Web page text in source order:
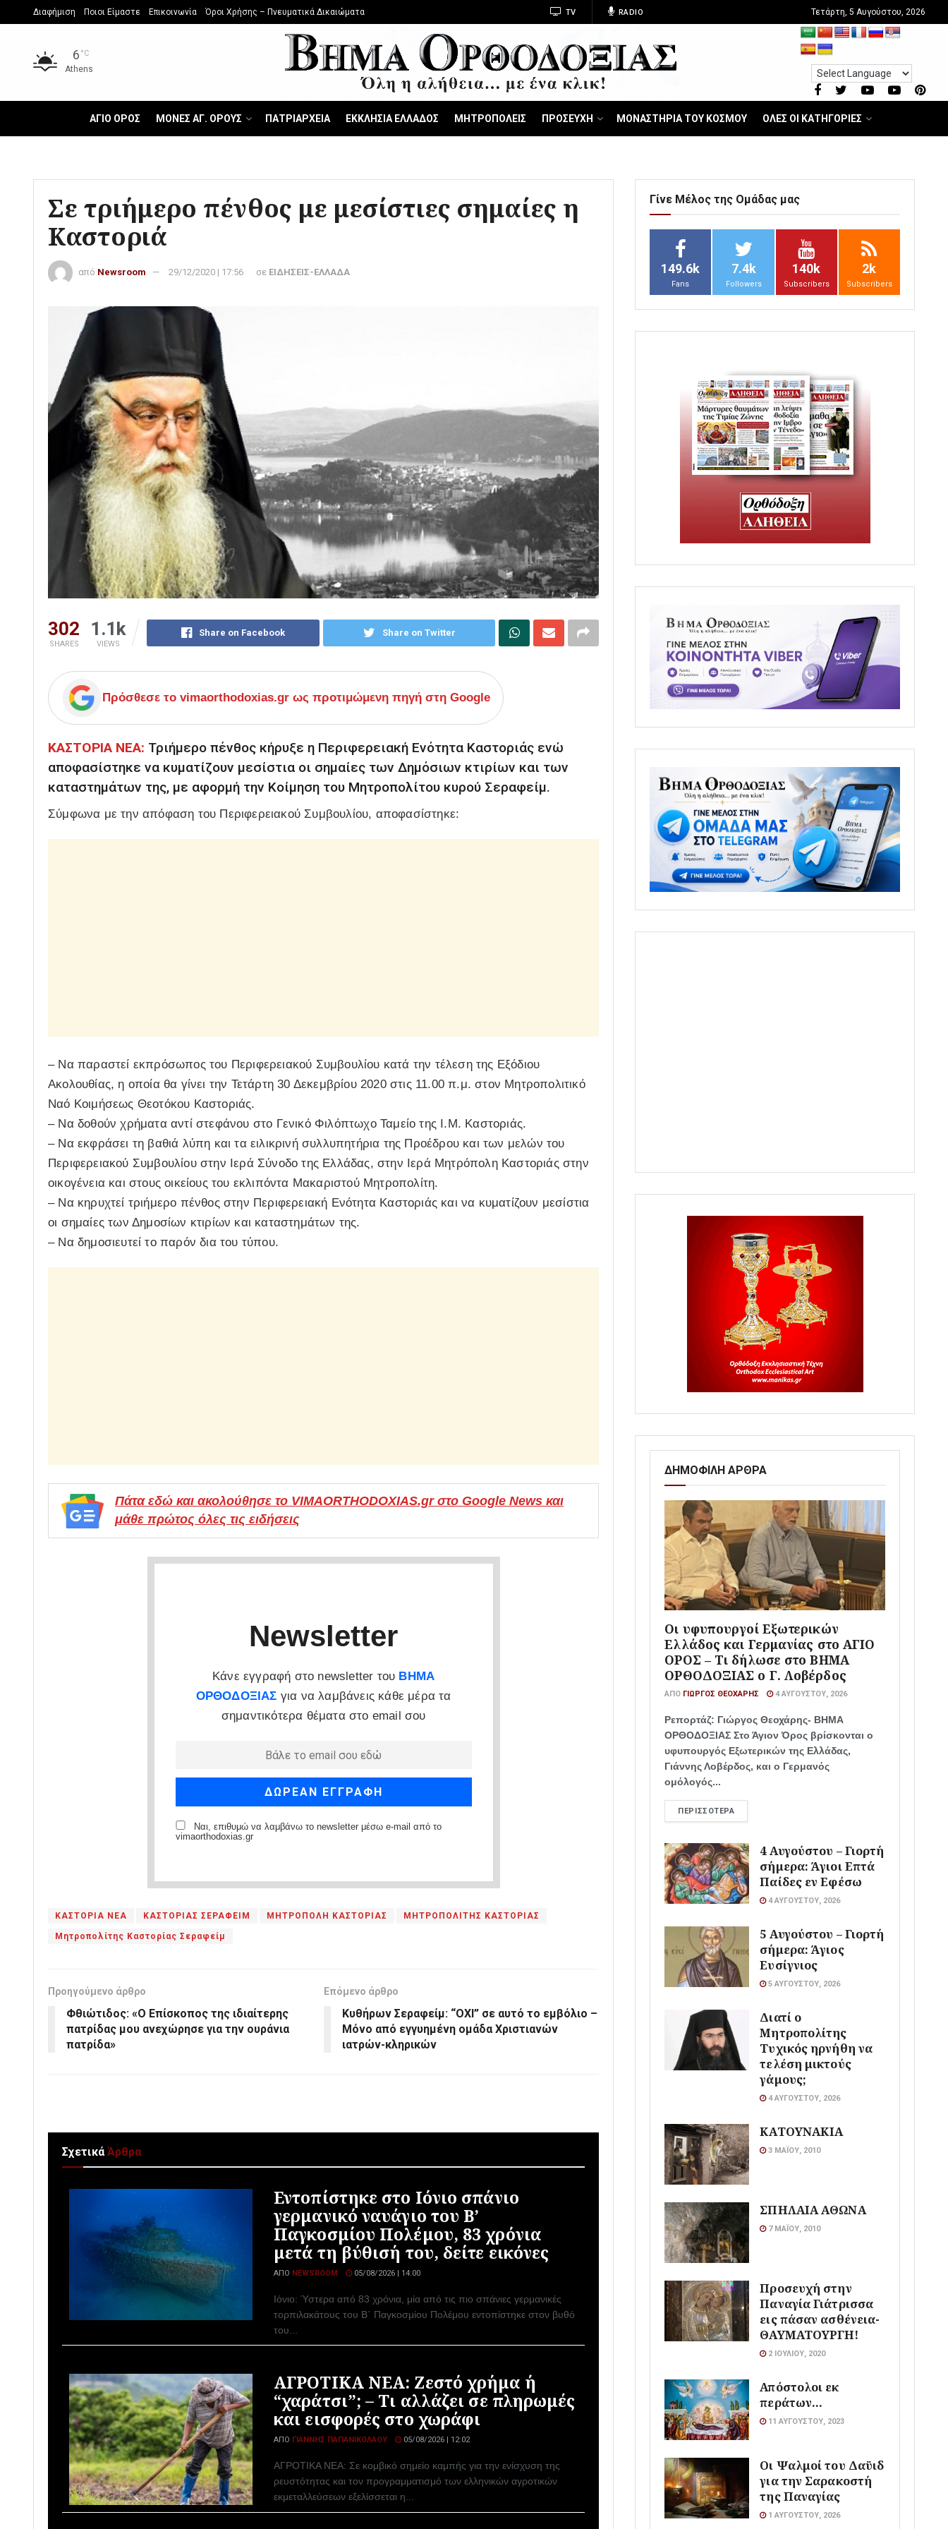
Διαφήμιση Ποιοι Είμαστε Επικοινωνία Όροι Χρήσης – Πνευματικά Δικαιώματα TV RADIO Τετάρτη, 5 Αυγούστου, 2026
6 °C
Athens
ΑΓΙΟ ΟΡΟΣ ΜΟΝΕΣ ΑΓ. ΟΡΟΥΣ ΠΑΤΡΙΑΡΧΕΙΑ ΕΚΚΛΗΣΙΑ ΕΛΛΑΔΟΣ ΜΗΤΡΟΠΟΛΕΙΣ ΠΡΟΣΕΥΧΗ ΜΟΝΑΣΤΗΡΙΑ ΤΟΥ ΚΟΣΜΟΥ ΟΛΕΣ ΟΙ ΚΑΤΗΓΟΡΙΕΣ
Σε τριήμερο πένθος με μεσίστιες σημαίες η
Καστοριά
από Newsroom 29/12/2020 | 17:56 σε ΕΙΔΗΣΕΙΣ-ΕΛΛΑΔΑ
302
SHARES
1.1k
VIEWS
Share on Facebook Share on Twitter
Πρόσθεσε το vimaorthodoxias.gr ως προτιμώμενη πηγή στη Google
ΚΑΣΤΟΡΙΑ ΝΕΑ: Τριήμερο πένθος κήρυξε η Περιφερειακή Ενότητα Καστοριάς ενώ
αποφασίστηκε να κυματίζουν μεσίστια οι σημαίες των Δημόσιων κτιρίων και των
καταστημάτων της, με αφορμή την Κοίμηση του Μητροπολίτου κυρού Σεραφείμ.
Σύμφωνα με την απόφαση του Περιφερειακού Συμβουλίου, αποφασίστηκε:
– Να παραστεί εκπρόσωπος του Περιφερειακού Συμβουλίου κατά την τέλεση της Εξόδιου
Ακολουθίας, η οποία θα γίνει την Τετάρτη 30 Δεκεμβρίου 2020 στις 11.00 π.μ. στον Μητροπολιτικό
Ναό Κοιμήσεως Θεοτόκου Καστοριάς.
– Να δοθούν χρήματα αντί στεφάνου στο Γενικό Φιλόπτωχο Ταμείο της Ι.Μ. Καστοριάς.
– Να εκφράσει τη βαθιά λύπη και τα ειλικρινή συλλυπητήρια της Προέδρου και των μελών του
Περιφερειακού Συμβουλίου στην Ιερά Σύνοδο της Ελλάδας, στην Ιερά Μητρόπολη Καστοριάς στην
οικογένεια και στους οικείους του εκλιπόντα Μακαριστού Μητροπολίτη.
– Να κηρυχτεί τριήμερο πένθος στην Περιφερειακή Ενότητα Καστοριάς και να κυματίζουν μεσίστια
οι σημαίες των Δημοσίων κτιρίων και καταστημάτων της.
– Να δημοσιευτεί το παρόν δια του τύπου.
Πάτα εδώ και ακολούθησε το VIMAORTHODOXIAS.gr στο Google News και
μάθε πρώτος όλες τις ειδήσεις
Newsletter
Κάνε εγγραφή στο newsletter του ΒΗΜΑ
ΟΡΘΟΔΟΞΙΑΣ για να λαμβάνεις κάθε μέρα τα
σημαντικότερα θέματα στο email σου
Ναι, επιθυμώ να λαμβάνω το newsletter μέσω e-mail από το
vimaorthodoxias.gr
ΚΑΣΤΟΡΙΑ ΝΕΑ ΚΑΣΤΟΡΙΑΣ ΣΕΡΑΦΕΙΜ ΜΗΤΡΟΠΟΛΗ ΚΑΣΤΟΡΙΑΣ ΜΗΤΡΟΠΟΛΙΤΗΣ ΚΑΣΤΟΡΙΑΣ
Μητροπολίτης Καστορίας Σεραφείμ
Προηγούμενο άρθρο
Φθιώτιδος: «Ο Επίσκοπος της ιδιαίτερης
πατρίδας μου ανεχώρησε για την ουράνια
πατρίδα»
Επόμενο άρθρο
Κυθήρων Σεραφείμ: “ΟΧΙ” σε αυτό το εμβόλιο –
Μόνο από εγγυημένη ομάδα Χριστιανών
ιατρών-κληρικών
ΣχετικάΆρθρα
Εντοπίστηκε στο Ιόνιο σπάνιο
γερμανικό ναυάγιο του Β’
Παγκοσμίου Πολέμου, 83 χρόνια
μετά τη βύθισή του, δείτε εικόνες
ΑΠΌ NEWSROOM 05/08/2026 | 14:00
Ιόνιο: Ύστερα από 83 χρόνια, μία από τις πιο σπάνιες γερμανικές
τορπιλακάτους του Β΄ Παγκοσμίου Πολέμου εντοπίστηκε στον βυθό
του...
ΑΓΡΟΤΙΚΑ ΝΕΑ: Ζεστό χρήμα ή
“χαράτσι”; – Τι αλλάζει σε πληρωμές
και εισφορές στο χωράφι
ΑΠΌ ΓΙΆΝΝΗΣ ΠΑΠΑΝΙΚΟΛΆΟΥ 05/08/2026 | 12:02
ΑΓΡΟΤΙΚΑ ΝΕΑ: Σε κομβικό σημείο καμπής για την ενίσχυση της
ρευστότητας και τον προγραμματισμό των ελληνικών αγροτικών
εκμεταλλεύσεων εξελίσσεται η...
Γίνε Μέλος της Ομάδας μας
149.6k
Fans
7.4k
Followers
140k
Subscribers
2k
Subscribers
ΔΗΜΟΦΙΛΗ ΑΡΘΡΑ
Οι υφυπουργοί Εξωτερικών
Ελλάδος και Γερμανίας στο ΑΓΙΟ
ΟΡΟΣ – Τι δήλωσε στο ΒΗΜΑ
ΟΡΘΟΔΟΞΙΑΣ ο Γ. Λοβέρδος
ΑΠΌ ΓΙΏΡΓΟΣ ΘΕΟΧΆΡΗΣ 4 ΑΥΓΟΎΣΤΟΥ, 2026
Ρεπορτάζ: Γιώργος Θεοχάρης- ΒΗΜΑ
ΟΡΘΟΔΟΞΙΑΣ Στο Άγιον Όρος βρίσκονται ο
υφυπουργός Εξωτερικών της Ελλάδας,
Γιάννης Λοβέρδος, και ο Γερμανός
ομόλογός...
ΠΕΡΙΣΣΌΤΕΡΑ
4 Αυγούστου – Γιορτή
σήμερα: Άγιοι Επτά
Παίδες εν Εφέσω
4 ΑΥΓΟΎΣΤΟΥ, 2026
5 Αυγούστου – Γιορτή
σήμερα: Άγιος
Ευσίγνιος
5 ΑΥΓΟΎΣΤΟΥ, 2026
Διατί ο
Μητροπολίτης
Τυχικός ηρνήθη να
τελέση μικτούς
γάμους;
4 ΑΥΓΟΎΣΤΟΥ, 2026
ΚΑΤΟΥΝΑΚΙΑ
3 ΜΑΪ́ΟΥ, 2010
ΣΠΗΛΑΙΑ ΑΘΩΝΑ
7 ΜΑΪ́ΟΥ, 2010
Προσευχή στην
Παναγία Γιάτρισσα
εις πάσαν ασθένεια-
ΘΑΥΜΑΤΟΥΡΓΗ!
2 ΙΟΥΛΊΟΥ, 2020
Απόστολοι εκ
περάτων…
11 ΑΥΓΟΎΣΤΟΥ, 2023
Οι Ψαλμοί του Δαϋιδ
για την Σαρακοστή
της Παναγίας
1 ΑΥΓΟΎΣΤΟΥ, 2026